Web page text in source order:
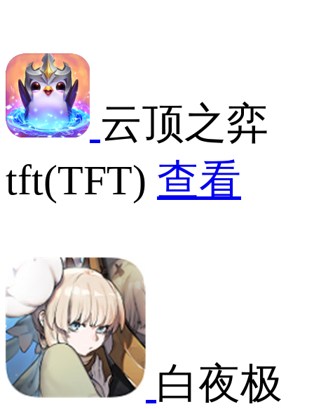
云顶之弈
tft(TFT) 查看
白夜极